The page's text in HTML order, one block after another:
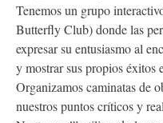
Tenemos un grupo
Butterfly Club) donde las
expresar su entusiasmo al
y mostrar sus propios éxitos
Organizamos caminatas de
nuestros puntos críticos y